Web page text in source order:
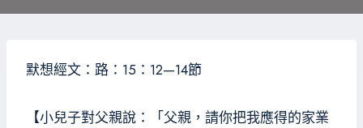
默想經文：路：15：12—14節
【小兒子對父親說：「父親，請你把我應得的家業